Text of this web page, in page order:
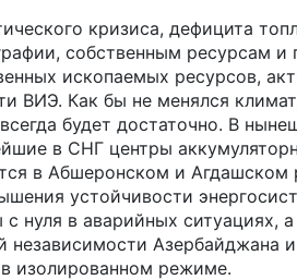
кризиса, дефицита
собственным ресурсам
ископаемых ресурсов,
ВИЭ. Как бы не менялся
будет достаточно. В
в СНГ центры
в Абшеронском и Агдашском
устойчивости
с нуля в аварийных ситуациях,
независимости Азербайджана
изолированном режиме.